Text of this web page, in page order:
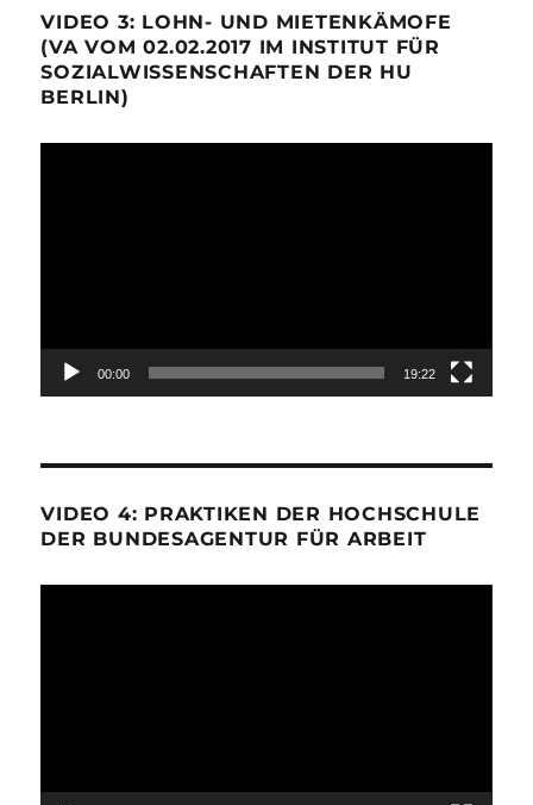
VIDEO 3: LOHN- UND MIETENKÄMOFE
(VA VOM 02.02.2017 IM INSTITUT FÜR
SOZIALWISSENSCHAFTEN DER HU
BERLIN)
00:00 19:22
VIDEO 4: PRAKTIKEN DER HOCHSCHULE
DER BUNDESAGENTUR FÜR ARBEIT